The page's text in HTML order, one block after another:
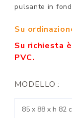
pulsante in
Su
Su richiesta
PVC.
MODELLO :